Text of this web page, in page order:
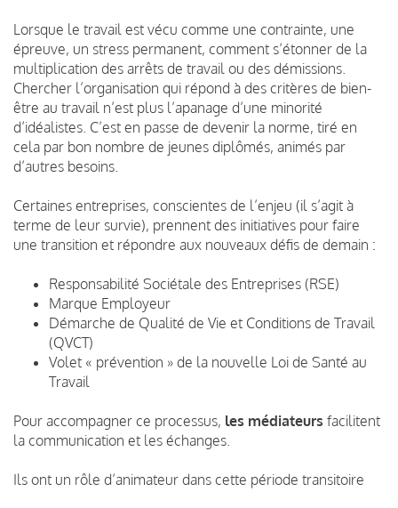
Lorsque le travail est vécu comme une contrainte, une
épreuve, un stress permanent, comment s’étonner de la
multiplication des arrêts de travail ou des démissions.
Chercher l’organisation qui répond à des critères de bien-
être au travail n’est plus l’apanage d’une minorité
d’idéalistes. C’est en passe de devenir la norme, tiré en
cela par bon nombre de jeunes diplômés, animés par
d’autres besoins.
Certaines entreprises, conscientes de l’enjeu (il s’agit à
terme de leur survie), prennent des initiatives pour faire
une transition et répondre aux nouveaux défis de demain :
Responsabilité Sociétale des Entreprises (RSE)
Marque Employeur
Démarche de Qualité de Vie et Conditions de Travail
(QVCT)
Volet « prévention » de la nouvelle Loi de Santé au
Travail
Pour accompagner ce processus, les médiateurs facilitent
la communication et les échanges.
Ils ont un rôle d’animateur dans cette période transitoire